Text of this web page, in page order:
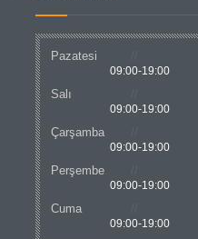
Pazatesi
09:00-19:00
Salı
09:00-19:00
Çarşamba
09:00-19:00
Perşembe
09:00-19:00
Cuma
09:00-19:00